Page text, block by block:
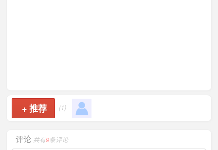
+推荐 (1)
评论 共有9条评论